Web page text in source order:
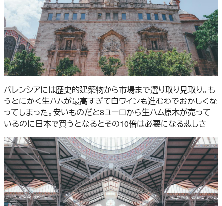
バレンシアには歴史的建築物から市場まで選り取り見取り。も
うとにかく生ハムが最高すぎて白ワインも進むわでおかしくな
ってしまった。安いものだと8ユーロから生ハム原木が売って
いるのに日本で買うとなるとその10倍は必要になる悲しさ